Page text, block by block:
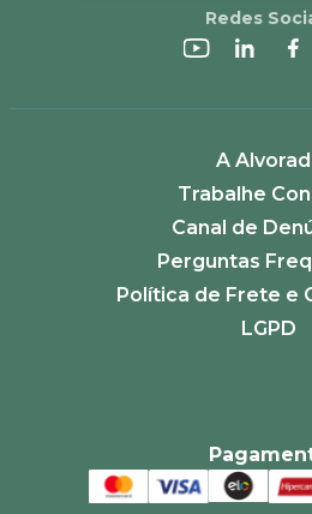
Redes
A
Trabalhe
Canal de
Perguntas
Política de Frete e
LGPD